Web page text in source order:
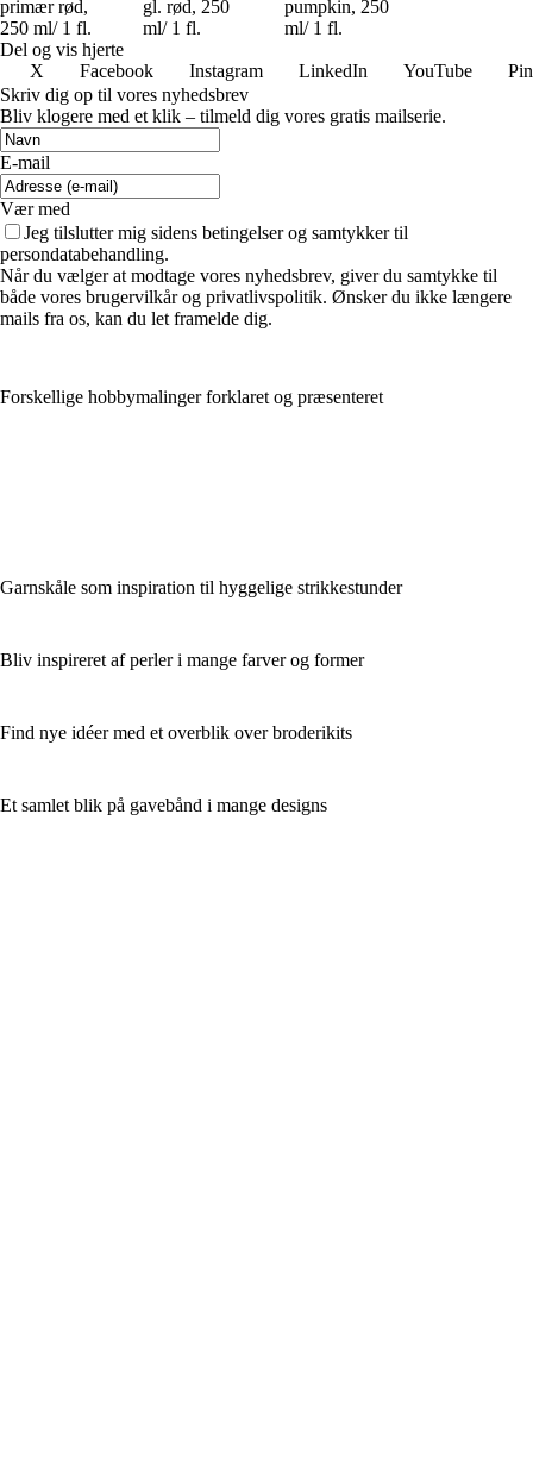
primær rød,
250 ml/ 1 fl.
gl. rød, 250
ml/ 1 fl.
pumpkin, 250
ml/ 1 fl.
Del og vis hjerte
X
Facebook Instagram LinkedIn YouTube
Skriv dig op til vores nyhedsbrev
Bliv klogere med et klik – tilmeld dig vores gratis mailserie.
E-mail
Vær med
Jeg tilslutter mig sidens betingelser og samtykker til
persondatabehandling.
Når du vælger at modtage vores nyhedsbrev, giver du samtykke til
både vores brugervilkår og privatlivspolitik. Ønsker du ikke længere
mails fra os, kan du let framelde dig.
Forskellige hobbymalinger forklaret og præsenteret
Garnskåle som inspiration til hyggelige strikkestunder
Bliv inspireret af perler i mange farver og former
Find nye idéer med et overblik over broderikits
Et samlet blik på gavebånd i mange designs